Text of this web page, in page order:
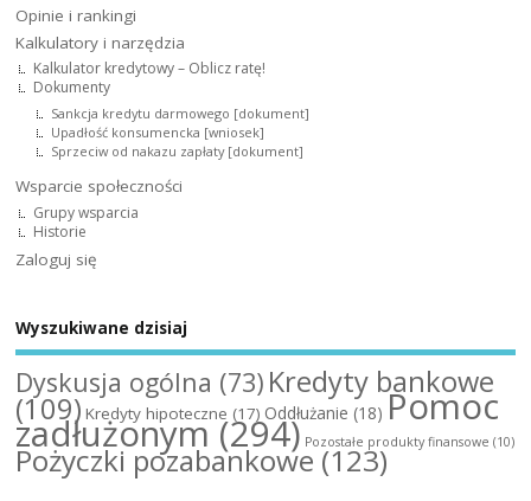
Opinie i rankingi
Kalkulatory i narzędzia
Kalkulator kredytowy – Oblicz ratę!
Dokumenty
Sankcja kredytu darmowego [dokument]
Upadłość konsumencka [wniosek]
Sprzeciw od nakazu zapłaty [dokument]
Wsparcie społeczności
Grupy wsparcia
Historie
Zaloguj się
Wyszukiwane dzisiaj
Dyskusja ogólna (73) Kredyty bankowe
(109) Kredyty hipoteczne (17) Oddłużanie (18) Pomoc
zadłużonym(294) Pozostałe produkty finansowe (10)
Pożyczki pozabankowe (123)